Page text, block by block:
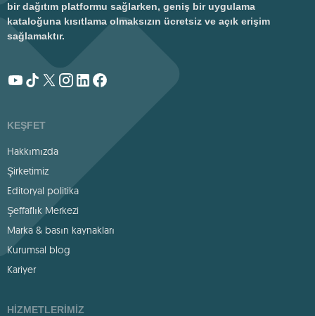
bir dağıtım platformu sağlarken, geniş bir uygulama
kataloğuna kısıtlama olmaksızın ücretsiz ve açık erişim
sağlamaktır.
KEŞFET
Hakkımızda
Şirketimiz
Editoryal politika
Şeffaflık Merkezi
Marka & basın kaynakları
Kurumsal blog
Kariyer
HIZMETLERIMIZ